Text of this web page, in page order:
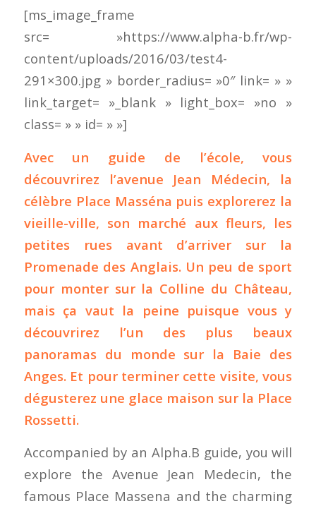
[ms_image_frame
src= »https://www.alpha-b.fr/wp-
content/uploads/2016/03/test4-
291×300.jpg » border_radius= »0″ link= » »
link_target= »_blank » light_box= »no »
class= » » id= » »]
Avec un guide de l’école, vous
découvrirez l’avenue Jean Médecin, la
célèbre Place Masséna puis explorerez la
vieille-ville, son marché aux fleurs, les
petites rues avant d’arriver sur la
Promenade des Anglais. Un peu de sport
pour monter sur la Colline du Château,
mais ça vaut la peine puisque vous y
découvrirez l’un des plus beaux
panoramas du monde sur la Baie des
Anges. Et pour terminer cette visite, vous
dégusterez une glace maison sur la Place
Rossetti.
Accompanied by an Alpha.B guide, you will
explore the Avenue Jean Medecin, the
famous Place Massena and the charming